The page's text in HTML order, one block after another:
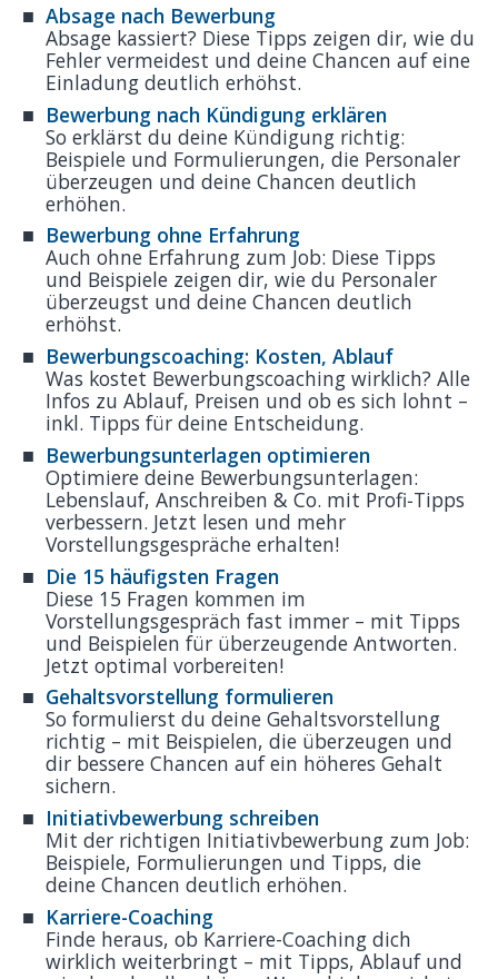
Absage nach Bewerbung
Absage kassiert? Diese Tipps zeigen dir, wie du
Fehler vermeidest und deine Chancen auf eine
Einladung deutlich erhöhst.
Bewerbung nach Kündigung erklären
So erklärst du deine Kündigung richtig:
Beispiele und Formulierungen, die Personaler
überzeugen und deine Chancen deutlich
erhöhen.
Bewerbung ohne Erfahrung
Auch ohne Erfahrung zum Job: Diese Tipps
und Beispiele zeigen dir, wie du Personaler
überzeugst und deine Chancen deutlich
erhöhst.
Bewerbungscoaching: Kosten, Ablauf
Was kostet Bewerbungscoaching wirklich? Alle
Infos zu Ablauf, Preisen und ob es sich lohnt –
inkl. Tipps für deine Entscheidung.
Bewerbungsunterlagen optimieren
Optimiere deine Bewerbungsunterlagen:
Lebenslauf, Anschreiben & Co. mit Profi‑Tipps
verbessern. Jetzt lesen und mehr
Vorstellungsgespräche erhalten!
Die 15 häufigsten Fragen
Diese 15 Fragen kommen im
Vorstellungsgespräch fast immer – mit Tipps
und Beispielen für überzeugende Antworten.
Jetzt optimal vorbereiten!
Gehaltsvorstellung formulieren
So formulierst du deine Gehaltsvorstellung
richtig – mit Beispielen, die überzeugen und
dir bessere Chancen auf ein höheres Gehalt
sichern.
Initiativbewerbung schreiben
Mit der richtigen Initiativbewerbung zum Job:
Beispiele, Formulierungen und Tipps, die
deine Chancen deutlich erhöhen.
Karriere-Coaching
Finde heraus, ob Karriere-Coaching dich
wirklich weiterbringt – mit Tipps, Ablauf und